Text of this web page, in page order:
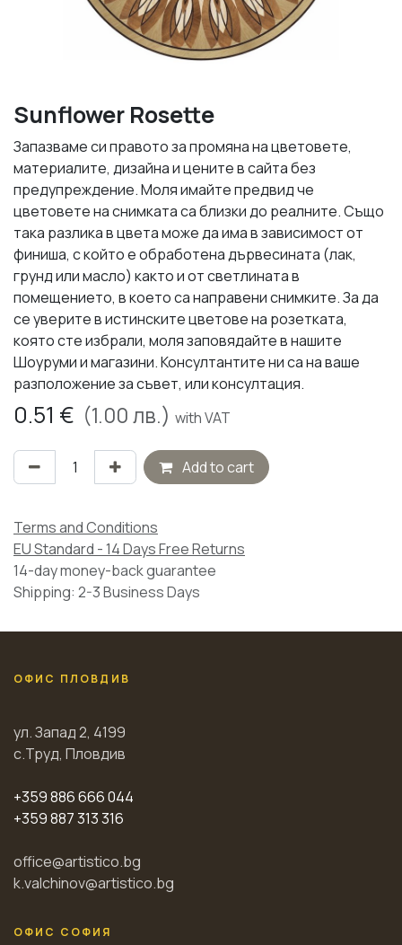
Sunflower Rosette
Запазваме си правото за промяна на цветовете,
материалите, дизайна и цените в сайта без
предупреждение. Моля имайте предвид че
цветовете на снимката са близки до реалните. Също
така разлика в цвета може да има в зависимост от
финиша, с който е обработена дървесината (лак,
грунд или масло) както и от светлината в
помещението, в което са направени снимките. За да
се уверите в истинските цветове на розетката,
която сте избрали, моля заповядайте в нашите
Шоуруми и магазини. Консултантите ни са на ваше
разположение за съвет, или консултация.
0.51 € (1.00лв.) with VAT
Add to cart
Terms and Conditions
EU Standard - 14 Days Free Returns
14-day money-back guarantee
Shipping: 2-3 Business Days
ОФИС ПЛОВДИВ
ул. Запад 2, 4199
с.Труд, Пловдив
+359 886 666 044
+359 887 313 316
office@artistico.bg
k.valchinov@artistico.bg
ОФИС СОФИЯ